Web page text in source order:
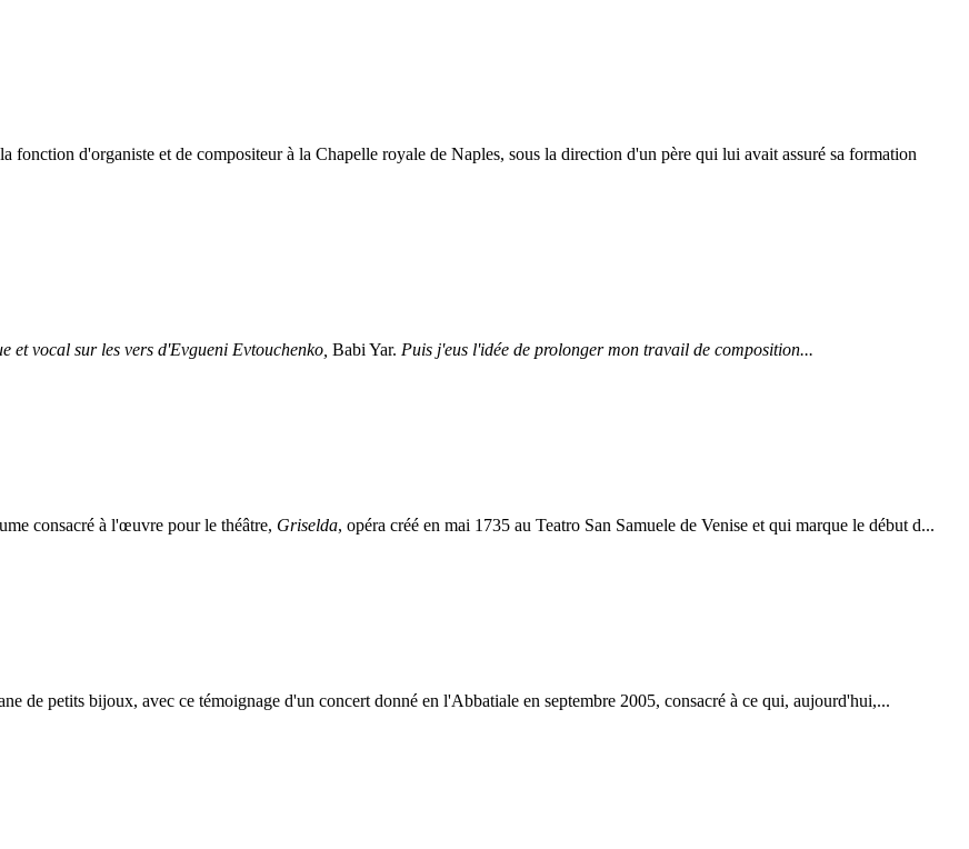
fonction d'organiste et de compositeur à la Chapelle royale de Naples, sous la direction d'un père qui lui avait assuré sa formation
et vocal sur les vers d'Evgueni Evtouchenko, Babi Yar. Puis j'eus l'idée de prolonger mon travail de composition...
consacré à l'œuvre pour le théâtre, Griselda, opéra créé en mai 1735 au Teatro San Samuele de Venise et qui marque le début d...
de petits bijoux, avec ce témoignage d'un concert donné en l'Abbatiale en septembre 2005, consacré à ce qui, aujourd'hui,...